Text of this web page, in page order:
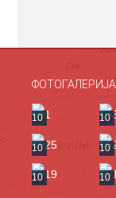
ФОТОГАЛЕРИЈА
10 10
10 10
10 10